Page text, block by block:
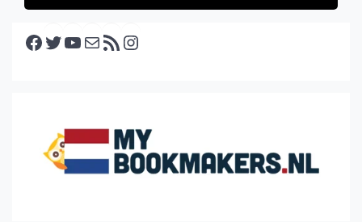
Facebook Twitter YouTube E-mail RSS feed